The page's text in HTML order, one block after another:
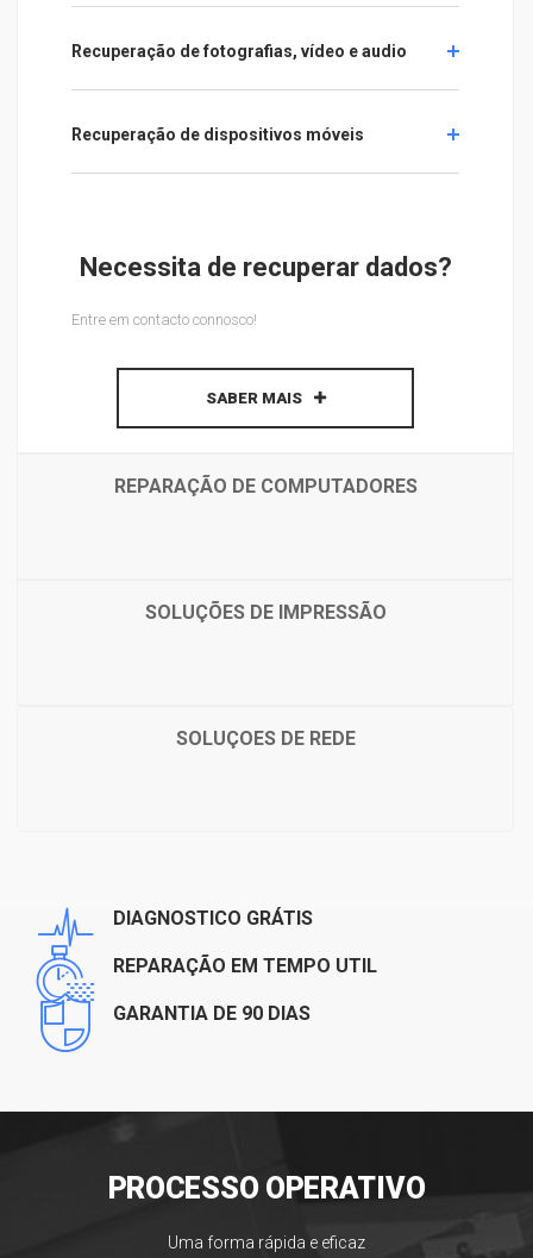
Recuperação de fotografias, vídeo e audio
Recuperação de dispositivos móveis
Necessita de recuperar dados?
Entre em contacto connosco!
SABER MAIS
REPARAÇÃO DE COMPUTADORES
SOLUÇÕES DE IMPRESSÃO
SOLUÇOES DE REDE
DIAGNOSTICO GRÁTIS
REPARAÇÃO EM TEMPO UTIL
GARANTIA DE 90 DIAS
PROCESSO OPERATIVO
Uma forma rápida e eficaz